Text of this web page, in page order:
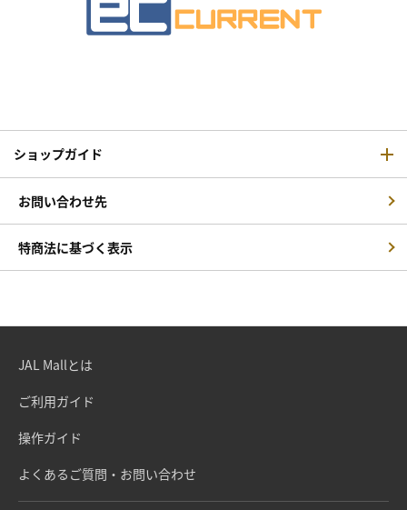
ショップガイド
お問い合わせ先
特商法に基づく表示
JAL Mallとは
ご利用ガイド
操作ガイド
よくあるご質問・お問い合わせ